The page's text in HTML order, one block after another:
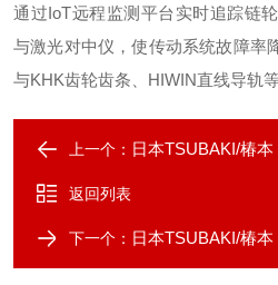
通过IoT远程监测平台实时追踪链
与激光对中仪，使传动系统故障率
与KHK齿轮齿条、HIWIN直线导轨
上一个： 日本TSUBAKI/椿
返回列表
下一个： 日本TSUBAKI/椿